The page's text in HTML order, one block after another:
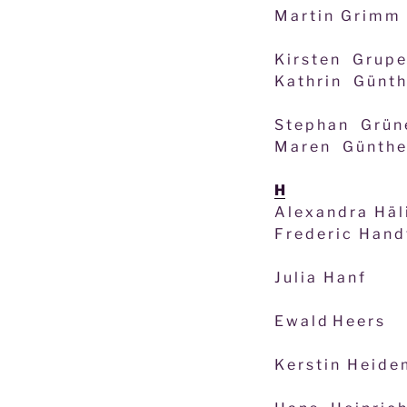
M a r t i n G r i m m
K i r s t e n G r u p e
K a t h r i n G ü n t h
S t e p h a n G r ü n
M a r e n G ü n t h
H
A l e x a n d r a H ä l
F r e d e r i c H a n d
J u l i a H a n f
E w a l d H e e r s
K e r s t i n H e i d e